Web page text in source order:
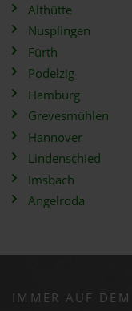
Althütte
Nusplingen
Fürth
Podelzig
Hamburg
Grevesmühlen
Hannover
Lindenschied
Imsbach
Angelroda
IMMER AUF